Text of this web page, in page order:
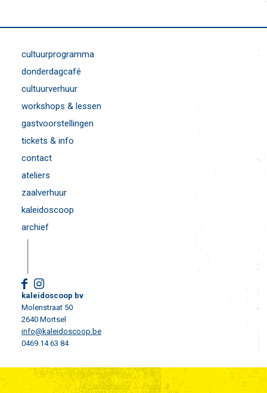
cultuurprogramma
donderdagcafé
cultuurverhuur
workshops & lessen
gastvoorstellingen
tickets & info
contact
ateliers
zaalverhuur
kaleidoscoop
archief
kaleidoscoop bv
Molenstraat 50
2640 Mortsel
info@kaleidoscoop.be
0469 14 63 84